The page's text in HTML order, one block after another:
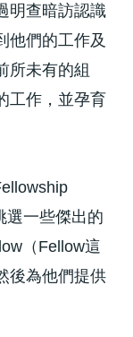
明查暗訪認識
他們的工作及
所未有的組
工作，並孕育
選一些傑出的
（Fellow這
後為他們提供